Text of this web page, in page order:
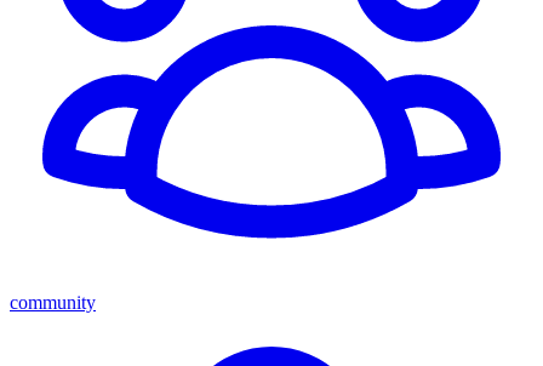
community